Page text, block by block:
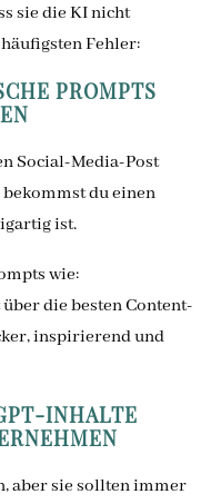
sie die KI nicht
Fehler:
PROMPTS
Social-Media-Post
du einen
ist.
wie:
die besten Content-
inspirierend und
INHALTE
aber sie sollten immer